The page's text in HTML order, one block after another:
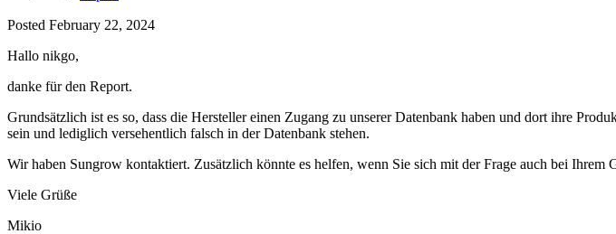
Posted February 22, 2024
Hallo nikgo,
danke für den Report.
Grundsätzlich ist es so, dass die Hersteller einen Zugang zu unserer Datenbank haben und dort ihre
sein und lediglich versehentlich falsch in der Datenbank stehen.
Wir haben Sungrow kontaktiert. Zusätzlich könnte es helfen, wenn Sie sich mit der Frage auch bei
Viele Grüße
Mikio